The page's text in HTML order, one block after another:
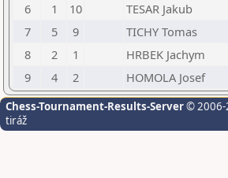
6
1 10 TESAR Jakub
7
5 9 TICHY Tomas
8
2 1 HRBEK Jachym
9
4 2 HOMOLA Josef
Chess-Tournament-Results-Server© 2006-
tiráž